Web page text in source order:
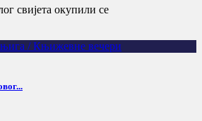
свијета окупили се
/ Књижевне вечери